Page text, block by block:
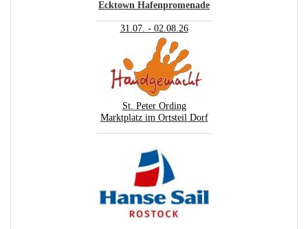
Ecktown Hafenpromenade
31.07. - 02.08.26
St. Peter Ording
Marktplatz im Ortsteil Dorf